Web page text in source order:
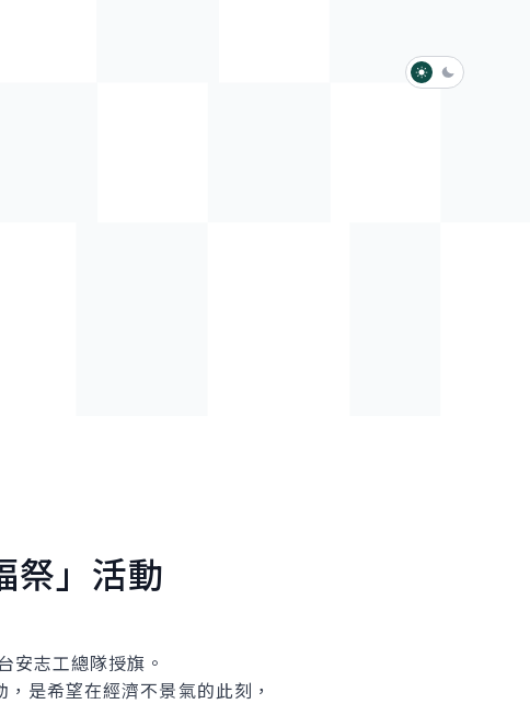
淺色模式
深色模式
祭」活動
志工總隊授旗。
是希望在經濟不景氣的此刻，